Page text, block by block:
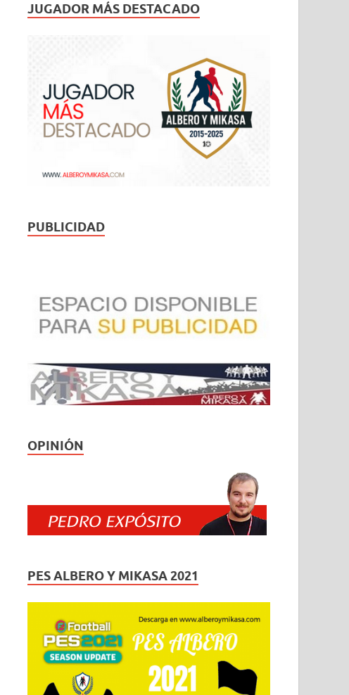
JUGADOR MÁS DESTACADO
PUBLICIDAD
OPINIÓN
PES ALBERO Y MIKASA 2021